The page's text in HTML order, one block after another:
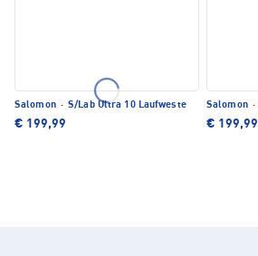
Salomon · S/Lab Ultra 10 Laufweste
€ 199,99
Salomon ·
€ 199,99